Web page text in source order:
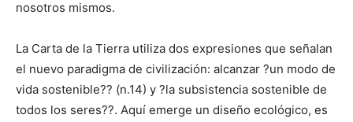
nosotros mismos.
La Carta de la Tierra utiliza dos expresiones que señalan
el nuevo paradigma de civilización: alcanzar ?un modo de
vida sostenible?? (n.14) y ?la subsistencia sostenible de
todos los seres??. Aquí emerge un diseño ecológico, es